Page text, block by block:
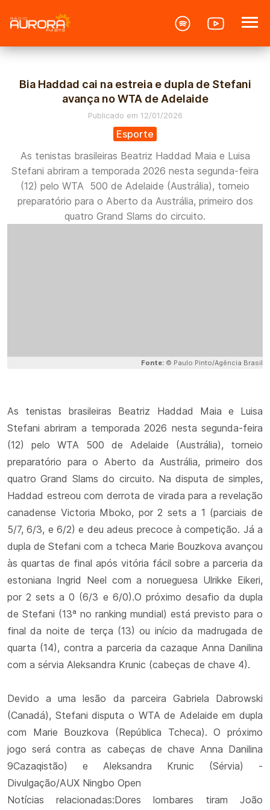
>file_path)) { ?>
Bia Haddad cai na estreia e dupla de Stefani
avança no WTA de Adelaide
Publicado em 12/01/2026
Esporte
As tenistas brasileiras Beatriz Haddad Maia e Luisa
Stefani abriram a temporada 2026 nesta segunda-feira
(12) pelo WTA 500 de Adelaide (Austrália), torneio
preparatório para o Aberto da Austrália, primeiro dos
quatro Grand Slams do circuito.
Fonte: © Paulo Pinto/Agência Brasil
As tenistas brasileiras Beatriz Haddad Maia e Luisa
Stefani abriram a temporada 2026 nesta segunda-feira
(12) pelo WTA 500 de Adelaide (Austrália), torneio
preparatório para o Aberto da Austrália, primeiro dos
quatro Grand Slams do circuito. Na disputa de simples,
Haddad estreou com derrota de virada para a revelação
canadense Victoria Mboko, por 2 sets a 1 (parciais de
5/7, 6/3, e 6/2) e deu adeus precoce à competição. Já a
dupla de Stefani com a tcheca Marie Bouzkova avançou
às quartas de final após vitória fácil sobre a parceria da
estoniana Ingrid Neel com a norueguesa Ulrikke Eikeri,
por 2 sets a 0 (6/3 e 6/0).O próximo desafio da dupla
de Stefani (13ª no ranking mundial) está previsto para o
final da noite de terça (13) ou início da madrugada de
quarta (14), contra a parceria da cazaque Anna Danilina
com a sérvia Aleksandra Krunic (cabeças de chave 4).
Devido a uma lesão da parceira Gabriela Dabrowski
(Canadá), Stefani disputa o WTA de Adelaide em dupla
com Marie Bouzkova (República Tcheca). O próximo
jogo será contra as cabeças de chave Anna Danilina
9Cazaqistão) e Aleksandra Krunic (Sérvia) -
Divulgação/AUX Ningbo Open
Notícias relacionadas:Dores lombares tiram João